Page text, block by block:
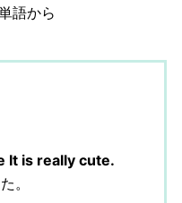
語から
It is really cute.
。